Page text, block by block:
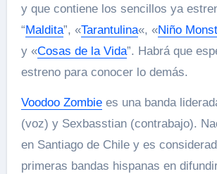
y que contiene los sencillos ya
“Maldita”, «Tarantulina«, «Niño
y «Cosas de la Vida”. Habrá que
estreno para conocer lo demás.
Voodoo Zombiees una banda
(voz) y Sexbasstian (contrabajo).
en Santiago de Chile y es
primeras bandas hispanas en